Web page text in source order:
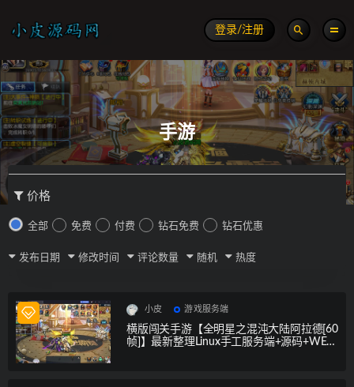
登录/注册
手游
价格
全部 免费 付费 钻石免费 钻石优惠
发布日期 修改时间 评论数量 随机 热度
小皮 游戏服务端
横版闯关手游【全明星之混沌大陆阿拉德[60
帧]】最新整理Linux手工服务端+源码+WEB